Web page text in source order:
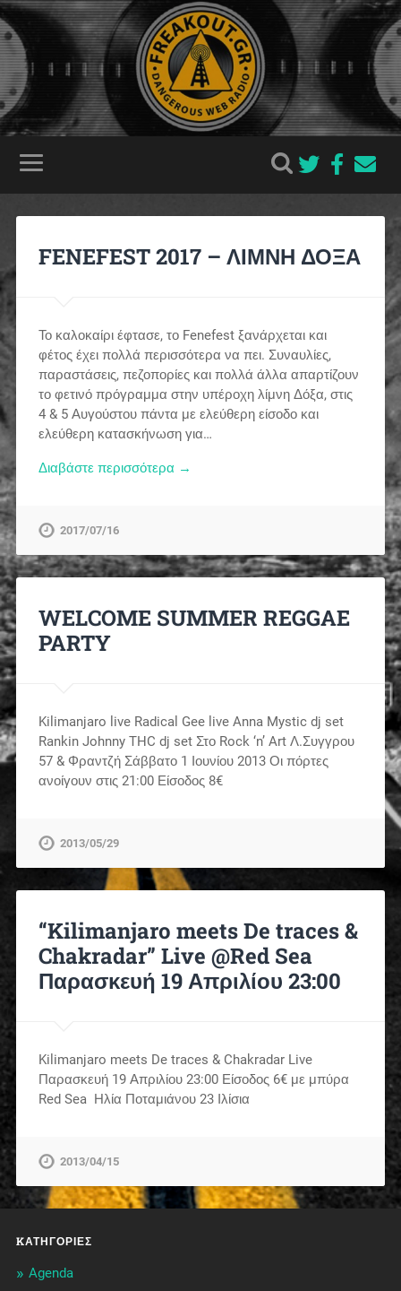
FENEFEST 2017 – ΛΙΜΝΗ ΔΟΞΑ
Το καλοκαίρι έφτασε, το Fenefest ξανάρχεται και
φέτος έχει πολλά περισσότερα να πει. Συναυλίες,
παραστάσεις, πεζοπορίες και πολλά άλλα απαρτίζουν
το φετινό πρόγραμμα στην υπέροχη λίμνη Δόξα, στις
4 & 5 Αυγούστου πάντα με ελεύθερη είσοδο και
ελεύθερη κατασκήνωση για…
Διαβάστε περισσότερα →
2017/07/16
WELCOME SUMMER REGGAE
PARTY
Kilimanjaro live Radical Gee live Anna Mystic dj set
Rankin Johnny THC dj set Στο Rock ‘n’ Art Λ.Συγγρου
57 & Φραντζή Σάββατο 1 Ιουνίου 2013 Οι πόρτες
ανοίγουν στις 21:00 Είσοδος 8€
2013/05/29
“Kilimanjaro meets De traces &
Chakradar” Live @Red Sea
Παρασκευή 19 Απριλίου 23:00
Kilimanjaro meets De traces & Chakradar Live
Παρασκευή 19 Απριλίου 23:00 Είσοδος 6€ με μπύρα
Red Sea Ηλία Ποταμιάνου 23 Ιλίσια
2013/04/15
KΑΤΗΓΟΡΊΕΣ
Agenda